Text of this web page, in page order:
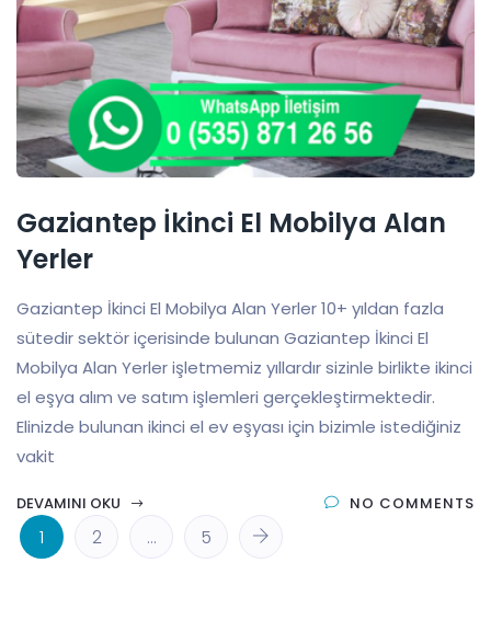
Gaziantep İkinci El Mobilya Alan
Yerler
Gaziantep İkinci El Mobilya Alan Yerler 10+ yıldan fazla
sütedir sektör içerisinde bulunan Gaziantep İkinci El
Mobilya Alan Yerler işletmemiz yıllardır sizinle birlikte ikinci
el eşya alım ve satım işlemleri gerçekleştirmektedir.
Elinizde bulunan ikinci el ev eşyası için bizimle istediğiniz
vakit
DEVAMINI OKU NO COMMENTS
1 2 … 5